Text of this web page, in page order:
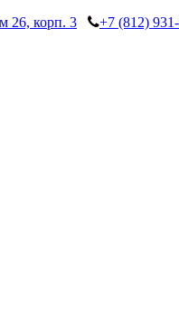
26, корп. 3
+7 (812)